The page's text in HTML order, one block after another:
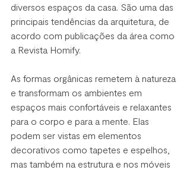
diversos espaços da casa. São uma das
principais tendências da arquitetura, de
acordo com publicações da área como
a Revista Homify.
As formas orgânicas remetem à natureza
e transformam os ambientes em
espaços mais confortáveis e relaxantes
para o corpo e para a mente. Elas
podem ser vistas em elementos
decorativos como tapetes e espelhos,
mas também na estrutura e nos móveis